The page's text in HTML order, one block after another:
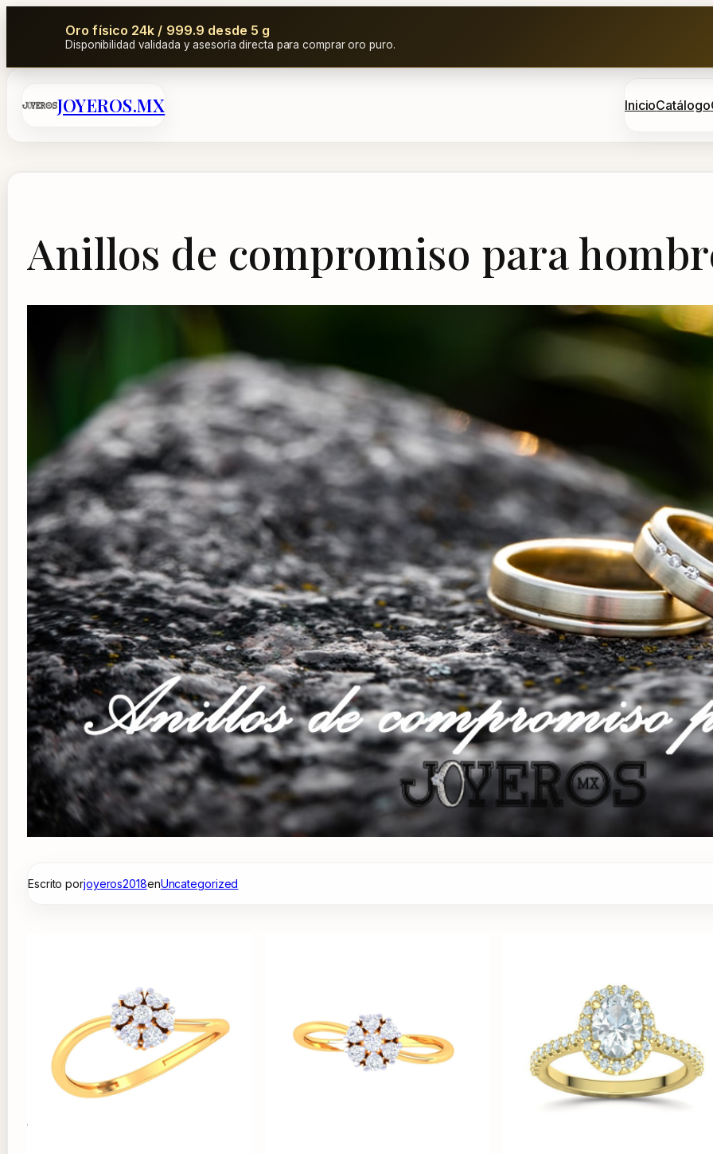
Oro físico 24k / 999.9 desde 5 g
Disponibilidad validada y asesoría directa para comprar oro puro.
JOYEROS.MX InicioCatálogo
Anillos de compromiso para
Escrito porjoyeros2018enUncategorized